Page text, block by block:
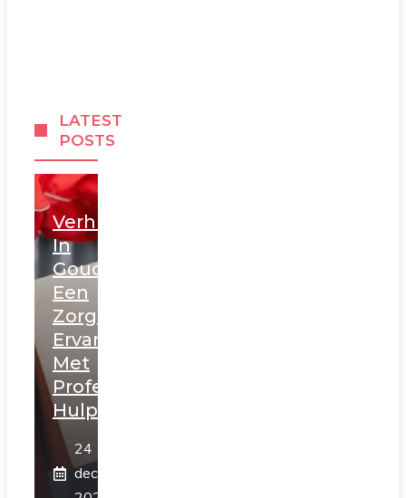
LATEST
POSTS
Verhuizen
In
Gouda:
Een
Zorgeloze
Ervaring
Met
Professionele
Hulp
24
december